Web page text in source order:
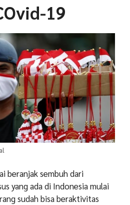
19
beranjak sembuh dari
yang ada di Indonesia mulai
sudah bisa beraktivitas